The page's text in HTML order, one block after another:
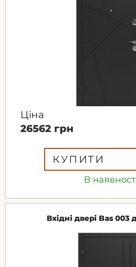
В
Ціна
26562 грн
КУПИТИ
Вхідні двері Bas 003